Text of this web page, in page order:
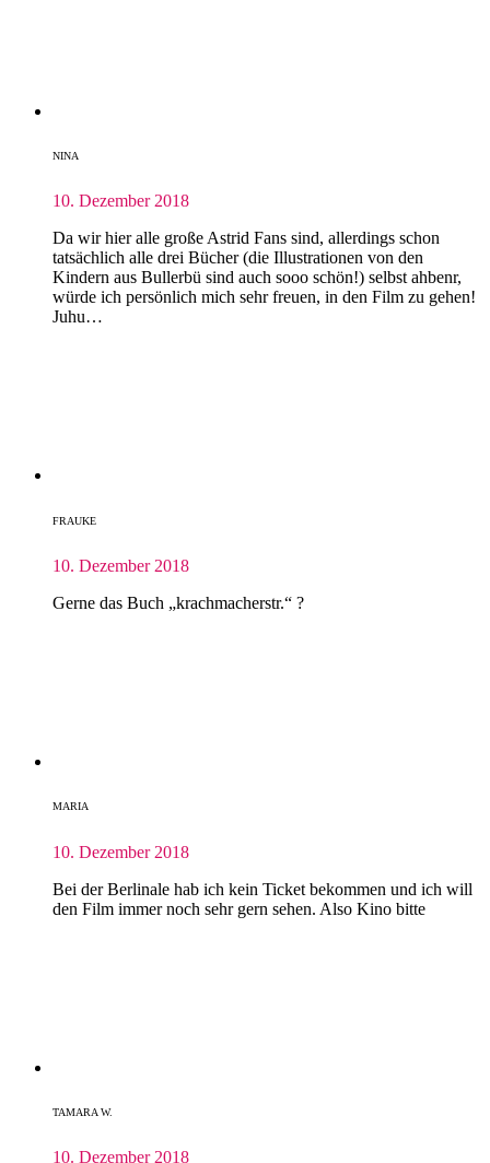
NINA
10. Dezember 2018
Da wir hier alle große Astrid Fans sind, allerdings schon
tatsächlich alle drei Bücher (die Illustrationen von den
Kindern aus Bullerbü sind auch sooo schön!) selbst ahbenr,
würde ich persönlich mich sehr freuen, in den Film zu gehen!
Juhu…
FRAUKE
10. Dezember 2018
Gerne das Buch „krachmacherstr.“ ?
MARIA
10. Dezember 2018
Bei der Berlinale hab ich kein Ticket bekommen und ich will
den Film immer noch sehr gern sehen. Also Kino bitte
TAMARA W.
10. Dezember 2018